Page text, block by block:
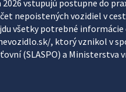
2026 vstupujú postupne do
nepoistených vozidiel v
všetky potrebné
, ktorý vznikol v
(SLASPO) a Ministerstva